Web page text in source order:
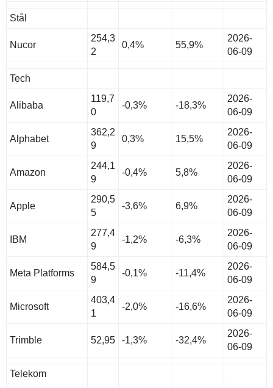
Stål
Nucor
254,3
2
0,4% 55,9%
2026-
06-09
Tech
Alibaba
119,7
0
-0,3% -18,3%
2026-
06-09
Alphabet
362,2
9
0,3% 15,5%
2026-
06-09
Amazon
244,1
9
-0,4% 5,8%
2026-
06-09
Apple
290,5
5
-3,6% 6,9%
2026-
06-09
IBM
277,4
9
-1,2% -6,3%
2026-
06-09
Meta Platforms
584,5
9
-0,1% -11,4%
2026-
06-09
Microsoft
403,4
1
-2,0% -16,6%
2026-
06-09
Trimble 52,95 -1,3% -32,4%
2026-
06-09
Telekom